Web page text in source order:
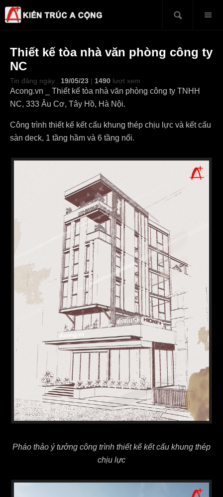
Thiết kế tòa nhà văn phòng công ty
NC
Tin đăng ngày : 19/05/23 | 1490 lượt xem
Acong.vn _ Thiết kế tòa nhà văn phòng công ty TNHH
NC, 333 Âu Cơ, Tây Hồ, Hà Nội.
Công trình thiết kế kết cấu khung thép chịu lực và kết cấu
sàn deck, 1 tầng hầm và 6 tầng nổi.
Pháo thảo ý tưởng công trình thiết kế kết cấu khung thép
chịu lực